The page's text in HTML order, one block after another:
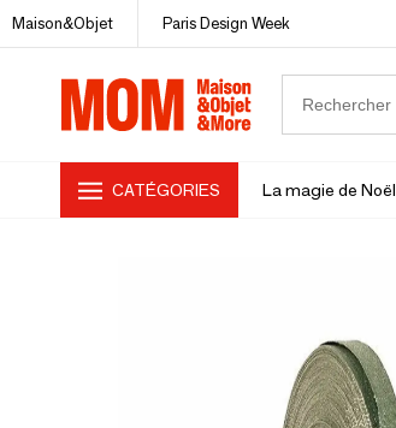
Maison&Objet Paris Design Week
CATÉGORIES La magie de Noël